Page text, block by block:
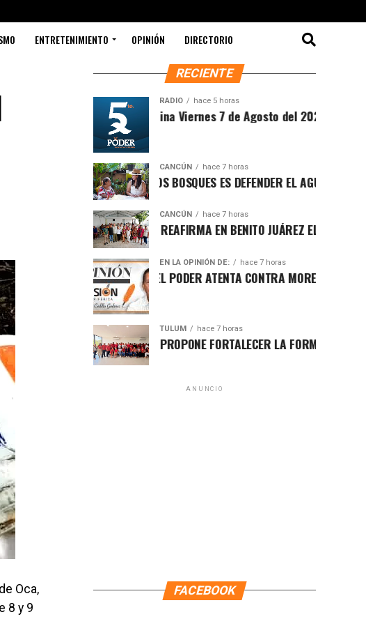
ENTRETENIMIENTO OPINIÓN DIRECTORIO
Oca,
8 y 9
RECIENTE
RADIO hace 5 horas
Sintesis Matutina Viernes 7 de Agosto del 2026
CANCÚN hace 7 horas
PROTEGER LOS BOSQUES ES DEFENDER EL AGUA Y EL
CANCÚN hace 7 horas
RAFA MARÍN REAFIRMA EN BENITO JUÁREZ EL LLAMADO A
EN LA OPINIÓN DE: hace 7 horas
LUCHA POR EL PODER ATENTA CONTRA MORENA EN Q.ROO
TULUM hace 7 horas
HUGO ALDAY PROPONE FORTALECER LA FORMACIÓN
ANUNCIO
FACEBOOK